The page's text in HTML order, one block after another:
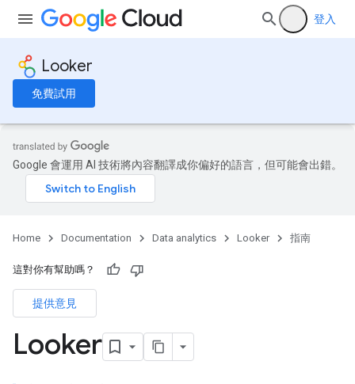
登入
Looker
免費試用
Google 會運用 AI 技術將內容翻譯成你偏好的語言，但可能會出錯。
Home Documentation Data analytics Looker 指南
這對你有幫助嗎？
提供意見
Looker